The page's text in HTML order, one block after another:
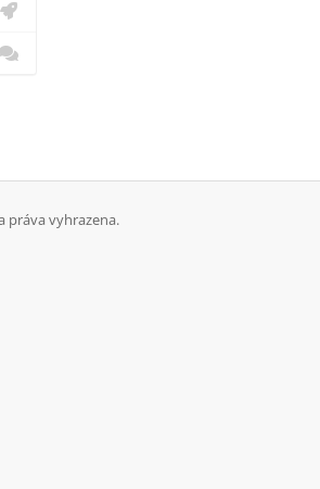
práva vyhrazena.